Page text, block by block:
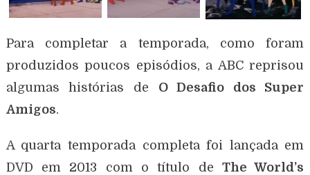
Para completar a temporada, como foram
produzidos poucos episódios, a ABC reprisou
algumas histórias de O Desafio dos Super
Amigos.
A quarta temporada completa foi lançada em
DVD em 2013 com o título de The World’s